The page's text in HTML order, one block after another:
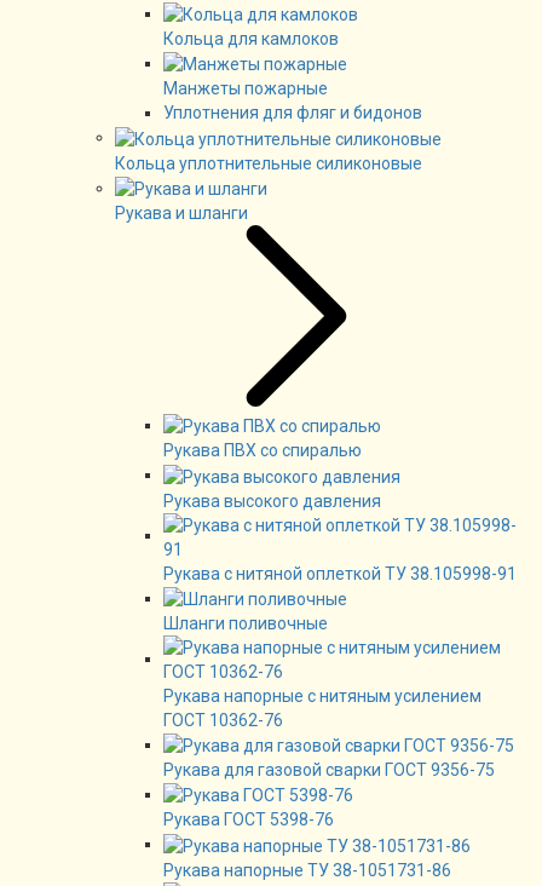
Кольца для камлоков
Манжеты пожарные
Уплотнения для фляг и бидонов
Кольца уплотнительные силиконовые
Рукава и шланги
Рукава ПВХ со спиралью
Рукава высокого давления
Рукава с нитяной оплеткой ТУ 38.105998-91
Шланги поливочные
Рукава напорные с нитяным усилением
ГОСТ 10362-76
Рукава для газовой сварки ГОСТ 9356-75
Рукава ГОСТ 5398-76
Рукава напорные ТУ 38-1051731-86